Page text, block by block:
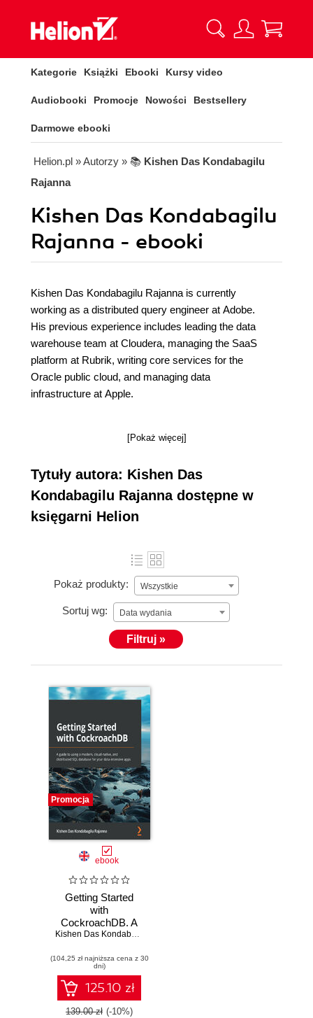
Kategorie Książki Ebooki Kursy video
Audiobooki Promocje Nowości Bestsellery
Darmowe ebooki
Helion.pl » Autorzy » 📚 Kishen Das Kondabagilu
Rajanna
Kishen Das Kondabagilu
Rajanna - ebooki
Kishen Das Kondabagilu Rajanna is currently
working as a distributed query engineer at Adobe.
His previous experience includes leading the data
warehouse team at Cloudera, managing the SaaS
platform at Rubrik, writing core services for the
Oracle public cloud, and managing data
infrastructure at Apple.
[Pokaż więcej]
Tytuły autora: Kishen Das
Kondabagilu Rajanna dostępne w
księgarni Helion
Pokaż produkty: Wszystkie
Sortuj wg: Data wydania
Filtruj »
Promocja
ebook
Getting Started
with
CockroachDB. A
guide to using a
native, and
distributed SQL
database for your
data-intensive
apps
Kishen Das Kondabagilu Rajanna
(104,25 zł najniższa cena z 30
dni)
125.10 zł
139.00 zł (-10%)